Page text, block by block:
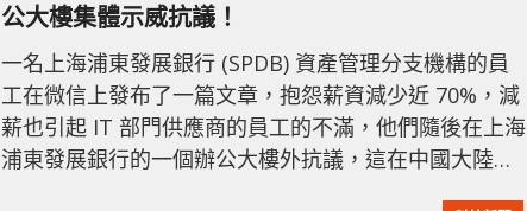
公大樓集體示威抗議！
一名上海浦東發展銀行 (SPDB) 資產管理分支機構的員
工在微信上發布了一篇文章，抱怨薪資減少近 70%，減
薪也引起 IT 部門供應商的員工的不滿，他們隨後在上海
浦東發展銀行的一個辦公大樓外抗議，這在中國大陸是